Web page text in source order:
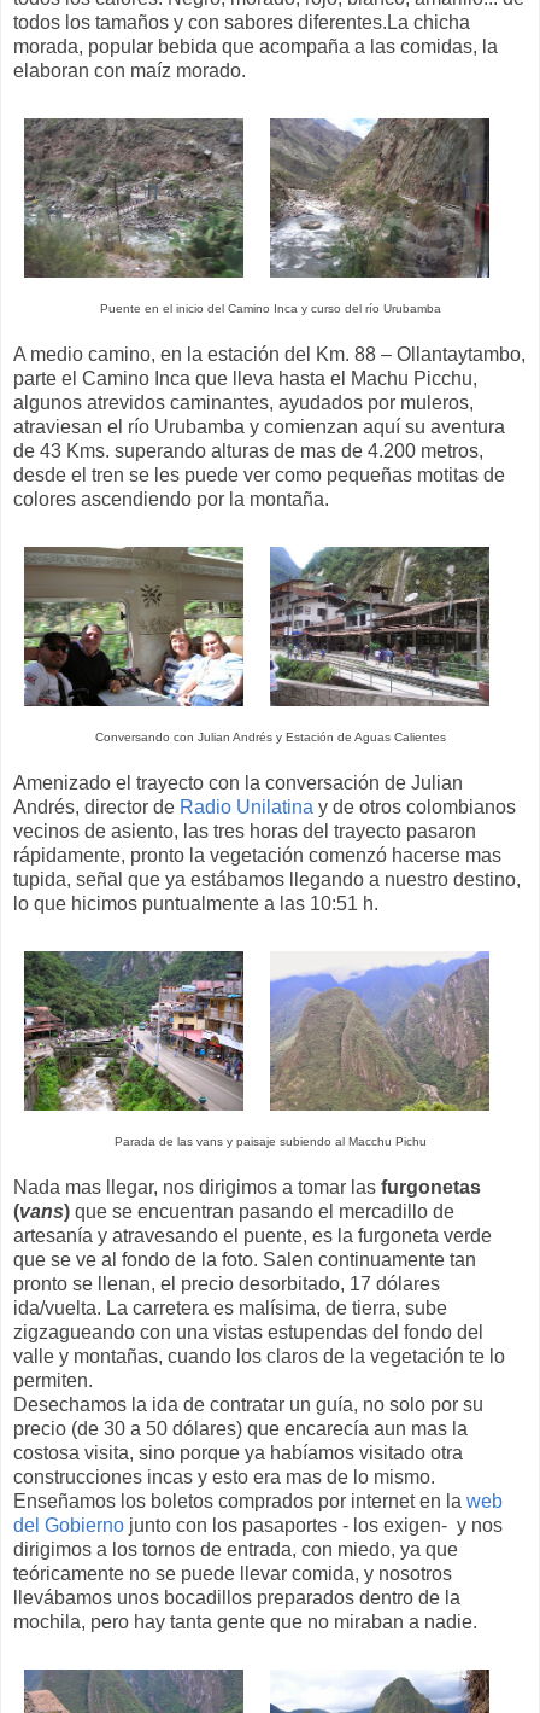
todos los tamaños y con sabores diferentes.La chicha
morada, popular bebida que acompaña a las comidas, la
elaboran con maíz morado.
Puente en el inicio del Camino Inca y curso del río Urubamba
A medio camino, en la estación del Km. 88 – Ollantaytambo,
parte el Camino Inca que lleva hasta el Machu Picchu,
algunos atrevidos caminantes, ayudados por muleros,
atraviesan el río Urubamba y comienzan aquí su aventura
de 43 Kms. superando alturas de mas de 4.200 metros,
desde el tren se les puede ver como pequeñas motitas de
colores ascendiendo por la montaña.
Conversando con Julian Andrés y Estación de Aguas Calientes
Amenizado el trayecto con la conversación de Julian
Andrés, director de Radio Unilatina y de otros colombianos
vecinos de asiento, las tres horas del trayecto pasaron
rápidamente, pronto la vegetación comenzó hacerse mas
tupida, señal que ya estábamos llegando a nuestro destino,
lo que hicimos puntualmente a las 10:51 h.
Parada de las vans y paisaje subiendo al Macchu Pichu
Nada mas llegar, nos dirigimos a tomar las furgonetas
(vans) que se encuentran pasando el mercadillo de
artesanía y atravesando el puente, es la furgoneta verde
que se ve al fondo de la foto. Salen continuamente tan
pronto se llenan, el precio desorbitado, 17 dólares
ida/vuelta. La carretera es malísima, de tierra, sube
zigzagueando con una vistas estupendas del fondo del
valle y montañas, cuando los claros de la vegetación te lo
permiten.
Desechamos la ida de contratar un guía, no solo por su
precio (de 30 a 50 dólares) que encarecía aun mas la
costosa visita, sino porque ya habíamos visitado otra
construcciones incas y esto era mas de lo mismo.
Enseñamos los boletos comprados por internet en la web
del Gobierno junto con los pasaportes - los exigen- y nos
dirigimos a los tornos de entrada, con miedo, ya que
teóricamente no se puede llevar comida, y nosotros
llevábamos unos bocadillos preparados dentro de la
mochila, pero hay tanta gente que no miraban a nadie.